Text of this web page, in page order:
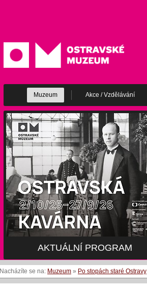
Muzeum Akce / Vzdělávání
AKTUÁLNÍ PROGRAM
Nacházíte se na: Muzeum » Po stopách staré Ostravy